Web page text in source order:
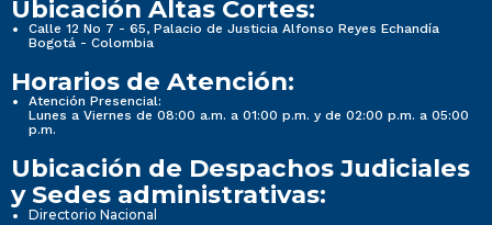
Ubicación Altas Cortes:
Calle 12 No 7 - 65, Palacio de Justicia Alfonso Reyes Echandía
Bogotá - Colombia
Horarios de Atención:
Atención Presencial:
Lunes a Viernes de 08:00 a.m. a 01:00 p.m. y de 02:00 p.m. a 05:00
p.m.
Ubicación de Despachos Judiciales
y Sedes administrativas:
Directorio Nacional